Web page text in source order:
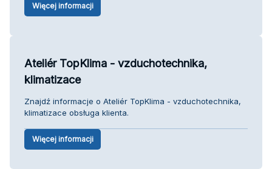
Więcej informacji
Ateliér TopKlima - vzduchotechnika,
klimatizace
Znajdź informacje o Ateliér TopKlima - vzduchotechnika,
klimatizace obsługa klienta.
Więcej informacji